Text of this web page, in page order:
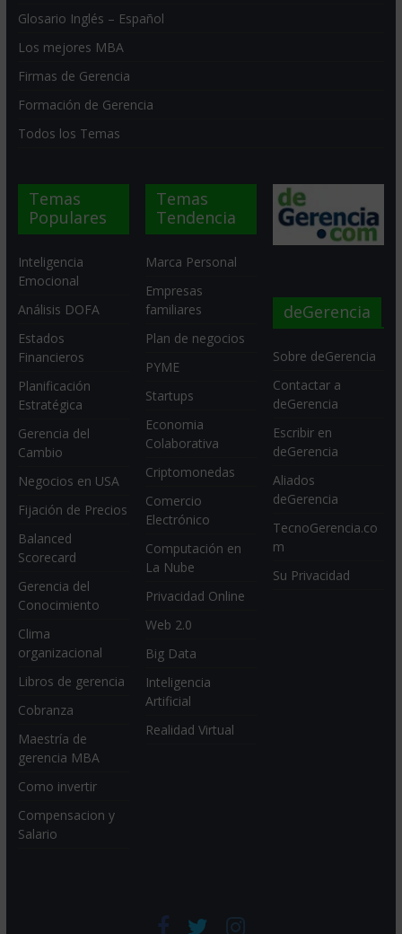
Glosario Inglés – Español
Los mejores MBA
Firmas de Gerencia
Formación de Gerencia
Todos los Temas
Temas
Populares
Inteligencia
Emocional
Análisis DOFA
Estados
Financieros
Planificación
Estratégica
Gerencia del
Cambio
Negocios en USA
Fijación de Precios
Balanced
Scorecard
Gerencia del
Conocimiento
Clima
organizacional
Libros de gerencia
Cobranza
Maestría de
gerencia MBA
Como invertir
Compensacion y
Salario
Temas
Tendencia
Marca Personal
Empresas
familiares
Plan de negocios
PYME
Startups
Economia
Colaborativa
Criptomonedas
Comercio
Electrónico
Computación en
La Nube
Privacidad Online
Web 2.0
Big Data
Inteligencia
Artificial
Realidad Virtual
deGerencia
Sobre deGerencia
Contactar a
deGerencia
Escribir en
deGerencia
Aliados
deGerencia
TecnoGerencia.co
m
Su Privacidad